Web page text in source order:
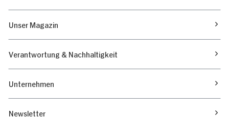
Unser Magazin
Verantwortung & Nachhaltigkeit
Unternehmen
Newsletter